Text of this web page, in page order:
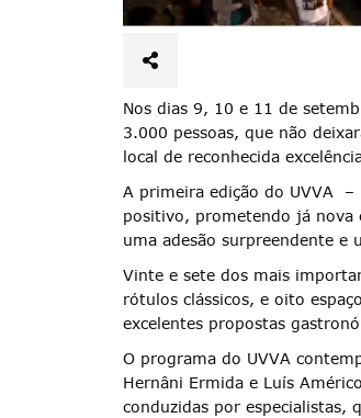
Termo de
Nos dias 9, 10 e 11 de
3.000 pessoas, que não
local de reconhecida
A primeira edição do UVVA
positivo, prometendo já nova
uma adesão surpreendente e
Vinte e sete dos mais
rótulos clássicos, e oito
excelentes propostas
O programa do UVVA
Hernâni Ermida e Luís
conduzidas por especialistas,